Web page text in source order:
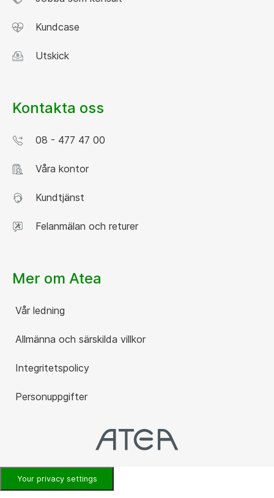
Kundcase
Utskick
Kontakta oss
08 - 477 47 00
Våra kontor
Kundtjänst
Felanmälan och returer
Mer om Atea
Vår ledning
Allmänna och särskilda villkor
Integritetspolicy
Personuppgifter
Your privacy settings